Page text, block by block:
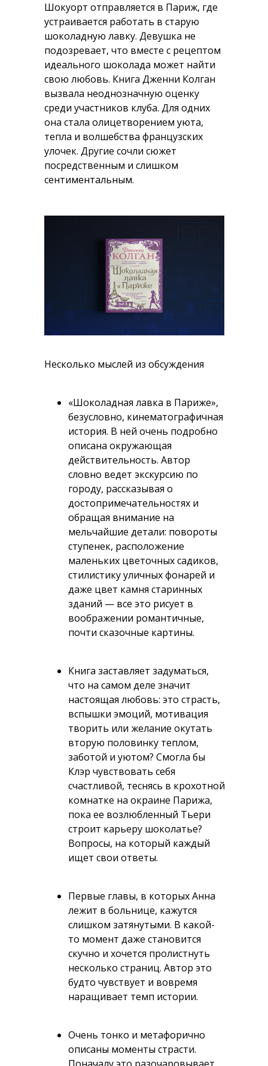
Шокуорт отправляется в Париж, где
устраивается работать в старую
шоколадную лавку. Девушка не
подозревает, что вместе с рецептом
идеального шоколада может найти
свою любовь. Книга Дженни Колган
вызвала неоднозначную оценку
среди участников клуба. Для одних
она стала олицетворением уюта,
тепла и волшебства французских
улочек. Другие сочли сюжет
посредственным и слишком
сентиментальным.
Несколько мыслей из обсуждения
«Шоколадная лавка в Париже»,
безусловно, кинематографичная
история. В ней очень подробно
описана окружающая
действительность. Автор
словно ведет экскурсию по
городу, рассказывая о
достопримечательностях и
обращая внимание на
мельчайшие детали: повороты
ступенек, расположение
маленьких цветочных садиков,
стилистику уличных фонарей и
даже цвет камня старинных
зданий — все это рисует в
воображении романтичные,
почти сказочные картины.
Книга заставляет задуматься,
что на самом деле значит
настоящая любовь: это страсть,
вспышки эмоций, мотивация
творить или желание окутать
вторую половинку теплом,
заботой и уютом? Смогла бы
Клэр чувствовать себя
счастливой, теснясь в крохотной
комнатке на окраине Парижа,
пока ее возлюбленный Тьери
строит карьеру шоколатье?
Вопросы, на который каждый
ищет свои ответы.
Первые главы, в которых Анна
лежит в больнице, кажутся
слишком затянутыми. В какой-
то момент даже становится
скучно и хочется пролистнуть
несколько страниц. Автор это
будто чувствует и вовремя
наращивает темп истории.
Очень тонко и метафорично
описаны моменты страсти.